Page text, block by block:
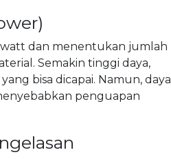
dan menentukan jumlah
Semakin tinggi daya,
bisa dicapai. Namun, daya
penguapan